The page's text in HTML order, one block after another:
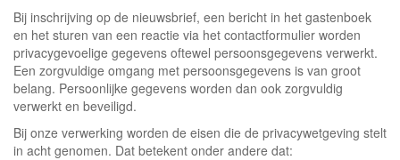
Bij inschrijving op de nieuwsbrief, een bericht in het gastenboek
en het sturen van een reactie via het contactformulier worden
privacygevoelige gegevens oftewel persoonsgegevens verwerkt.
Een zorgvuldige omgang met persoonsgegevens is van groot
belang. Persoonlijke gegevens worden dan ook zorgvuldig
verwerkt en beveiligd.
Bij onze verwerking worden de eisen die de privacywetgeving stelt
in acht genomen. Dat betekent onder andere dat: